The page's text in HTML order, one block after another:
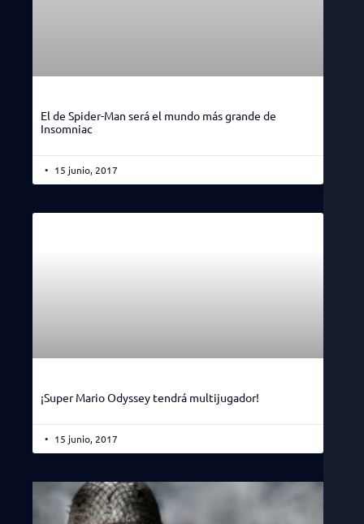
El de Spider-Man será el mundo más grande de
Insomniac
15 junio, 2017
¡Super Mario Odyssey tendrá multijugador!
15 junio, 2017